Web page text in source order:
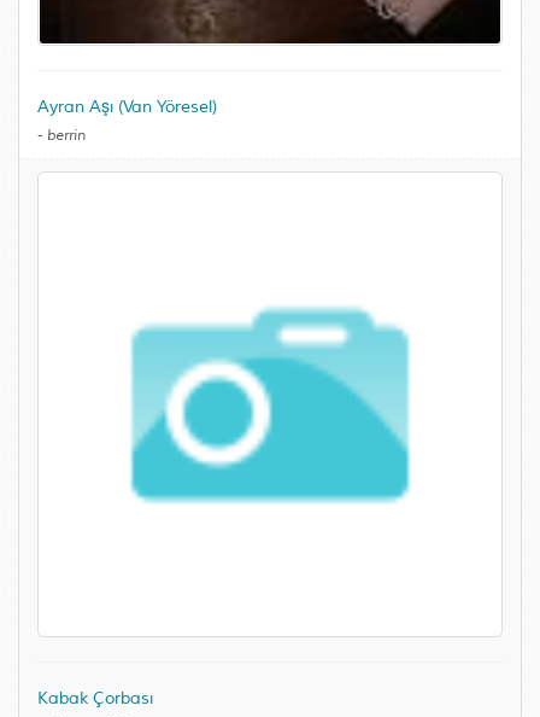
Ayran Aşı (Van Yöresel)
- berrin
Kabak Çorbası